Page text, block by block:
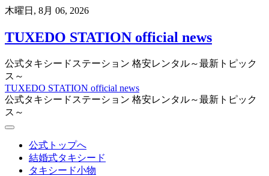
Skip
content
木曜日, 8月 06, 2026
TUXEDO STATION official news
公式タキシードステーション 格安レンタル～最新トピック
ス～
TUXEDO STATION official news
公式タキシードステーション 格安レンタル～最新トピック
ス～
公式トップへ
結婚式タキシード
タキシード小物